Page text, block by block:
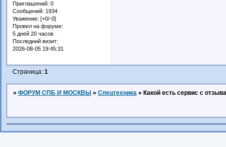
Приглашений: 0
Сообщений: 1934
Уважение: [+0/-0]
Провел на форуме:
5 дней 20 часов
Последний визит:
2026-08-05 19:45:31
Страница: 1
» ФОРУМ СПБ И МОСКВЫ » Спецтехника » Какой есть сервис с